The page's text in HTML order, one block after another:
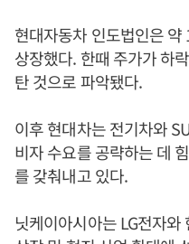
현대자동차 인도법인은
상장했다. 한때 주가가 하
탄 것으로 파악됐다.
이후 현대차는 전기차와
비자 수요를 공략하는 데
를 갖춰내고 있다.
닛케이아시아는 LG전자